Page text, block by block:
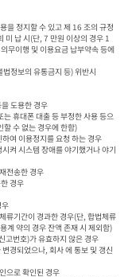
을 정지할 수 있고 제 16 조의 규정
미 납 시(단, 7 만원 이상의 경우 1
무이행 및 이용요금 납부약속 등에
할 수 없는 경우에 한함)
계 약의 경우 잔액 존재 시 제외함)